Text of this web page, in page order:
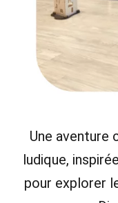
Une aventure
ludique,
pour explorer